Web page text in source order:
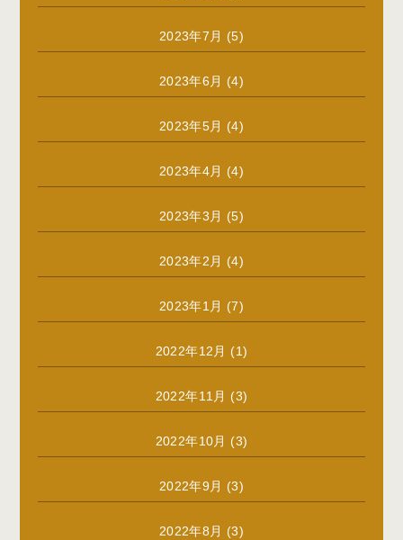
2023年7月 (5)
2023年6月 (4)
2023年5月 (4)
2023年4月 (4)
2023年3月 (5)
2023年2月 (4)
2023年1月 (7)
2022年12月 (1)
2022年11月 (3)
2022年10月 (3)
2022年9月 (3)
2022年8月 (3)